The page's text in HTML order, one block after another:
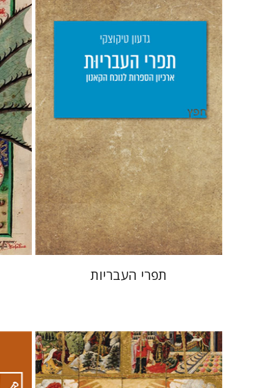
גדעון טיקוצקי
הנחת אתר ספר מודפס
$28
$25
תפרי העבריות